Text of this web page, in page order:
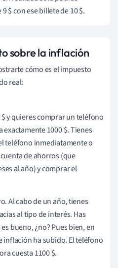
$ con ese billete de 10 $.
sobre la inflación
cómo es el impuesto
real:
y quieres comprar un teléfono
1000 $. Tienes
teléfono inmediatamente o
de ahorros (que
al año) y comprar el
Al cabo de un año, tienes
al tipo de interés. Has
bueno, ¿no? Pues bien, en
inflación ha subido. El teléfono
cuesta 1100 $.